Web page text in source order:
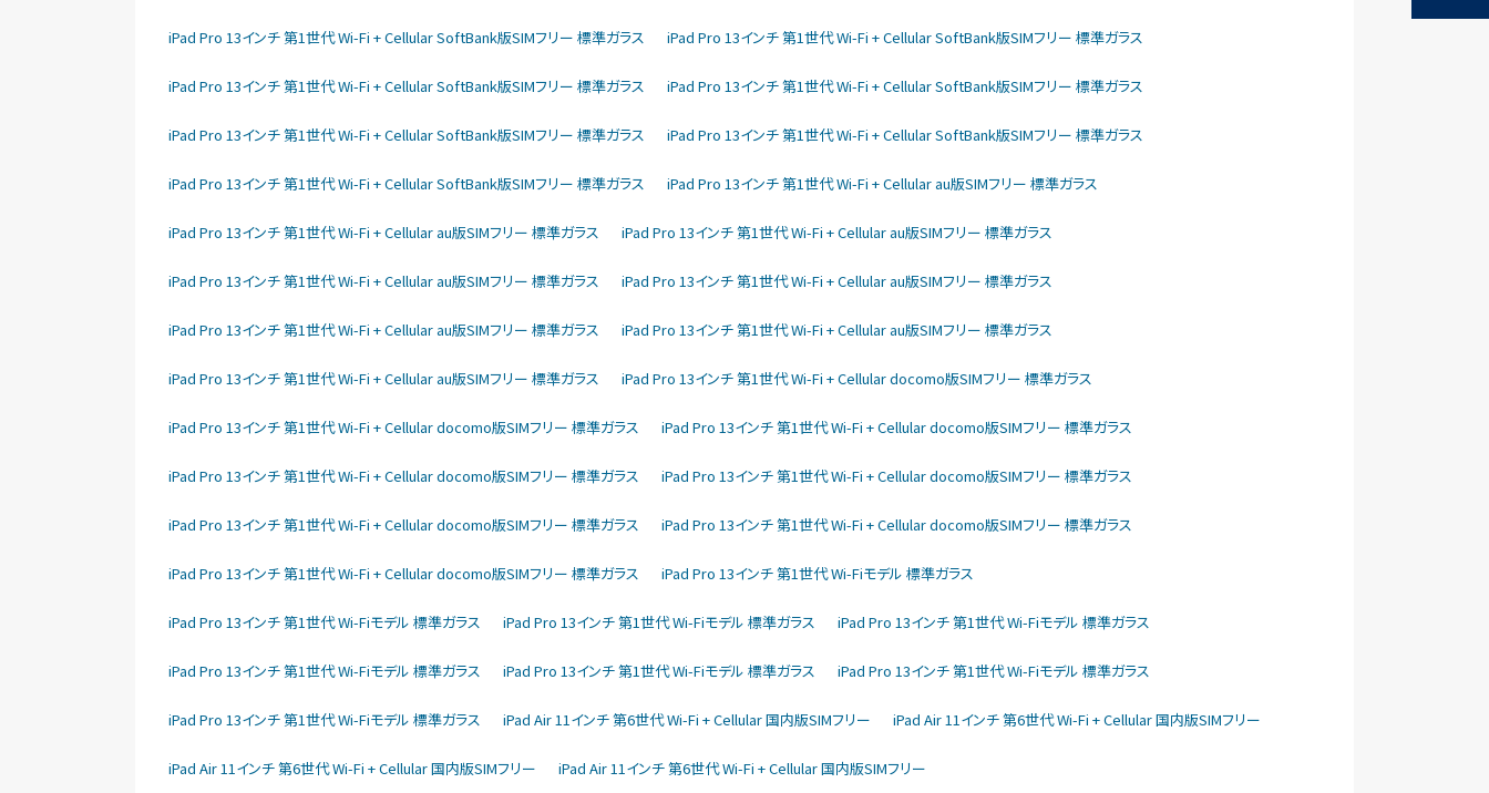
iPad Pro 13インチ 第1世代 Wi-Fi + Cellular SoftBank版SIMフリー 標準ガラス iPad Pro 13インチ 第1世代 Wi-Fi + Cellular SoftBank版SIMフリー 標準ガラス
iPad Pro 13インチ 第1世代 Wi-Fi + Cellular SoftBank版SIMフリー 標準ガラス iPad Pro 13インチ 第1世代 Wi-Fi + Cellular SoftBank版SIMフリー 標準ガラス
iPad Pro 13インチ 第1世代 Wi-Fi + Cellular SoftBank版SIMフリー 標準ガラス iPad Pro 13インチ 第1世代 Wi-Fi + Cellular SoftBank版SIMフリー 標準ガラス
iPad Pro 13インチ 第1世代 Wi-Fi + Cellular SoftBank版SIMフリー 標準ガラス iPad Pro 13インチ 第1世代 Wi-Fi + Cellular au版SIMフリー 標準ガラス
iPad Pro 13インチ 第1世代 Wi-Fi + Cellular au版SIMフリー 標準ガラス iPad Pro 13インチ 第1世代 Wi-Fi + Cellular au版SIMフリー 標準ガラス
iPad Pro 13インチ 第1世代 Wi-Fi + Cellular au版SIMフリー 標準ガラス iPad Pro 13インチ 第1世代 Wi-Fi + Cellular au版SIMフリー 標準ガラス
iPad Pro 13インチ 第1世代 Wi-Fi + Cellular au版SIMフリー 標準ガラス iPad Pro 13インチ 第1世代 Wi-Fi + Cellular au版SIMフリー 標準ガラス
iPad Pro 13インチ 第1世代 Wi-Fi + Cellular au版SIMフリー 標準ガラス iPad Pro 13インチ 第1世代 Wi-Fi + Cellular docomo版SIMフリー 標準ガラス
iPad Pro 13インチ 第1世代 Wi-Fi + Cellular docomo版SIMフリー 標準ガラス iPad Pro 13インチ 第1世代 Wi-Fi + Cellular docomo版SIMフリー 標準ガラス
iPad Pro 13インチ 第1世代 Wi-Fi + Cellular docomo版SIMフリー 標準ガラス iPad Pro 13インチ 第1世代 Wi-Fi + Cellular docomo版SIMフリー 標準ガラス
iPad Pro 13インチ 第1世代 Wi-Fi + Cellular docomo版SIMフリー 標準ガラス iPad Pro 13インチ 第1世代 Wi-Fi + Cellular docomo版SIMフリー 標準ガラス
iPad Pro 13インチ 第1世代 Wi-Fi + Cellular docomo版SIMフリー 標準ガラス iPad Pro 13インチ 第1世代 Wi-Fiモデル 標準ガラス
iPad Pro 13インチ 第1世代 Wi-Fiモデル 標準ガラス iPad Pro 13インチ 第1世代 Wi-Fiモデル 標準ガラス iPad Pro 13インチ 第1世代 Wi-Fiモデル 標準ガラス
iPad Pro 13インチ 第1世代 Wi-Fiモデル 標準ガラス iPad Pro 13インチ 第1世代 Wi-Fiモデル 標準ガラス iPad Pro 13インチ 第1世代 Wi-Fiモデル 標準ガラス
iPad Pro 13インチ 第1世代 Wi-Fiモデル 標準ガラス iPad Air 11インチ 第6世代 Wi-Fi + Cellular 国内版SIMフリー iPad Air 11インチ 第6世代 Wi-Fi + Cellular 国内版SIMフリー
iPad Air 11インチ 第6世代 Wi-Fi + Cellular 国内版SIMフリー iPad Air 11インチ 第6世代 Wi-Fi + Cellular 国内版SIMフリー